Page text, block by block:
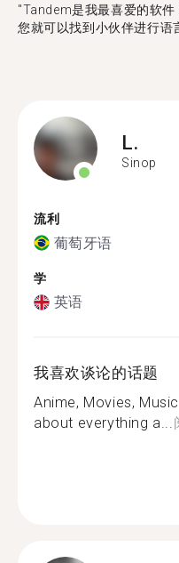
"Tandem是我最喜爱的软件
您就可以找到小伙伴进行语
L.
Sinop
流利
葡萄牙语
学
英语
我喜欢谈论的话题
Anime, Movies,
about everything a...